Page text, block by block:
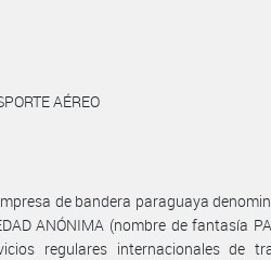
AÉREO
de bandera paraguaya
ANÓNIMA (nombre de fantasía
regulares internacionales de